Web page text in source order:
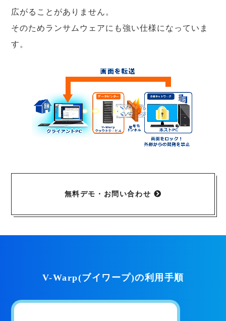
広がることがありません。
そのためランサムウェアにも強い仕様になっていま
す。
無料デモ・お問い合わせ
V-Warp(ブイワープ)の利用手順